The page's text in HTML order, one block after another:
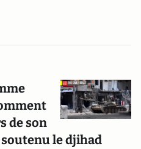
de son
le djihad